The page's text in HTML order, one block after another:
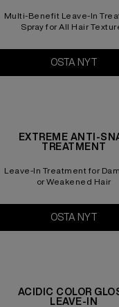
Multi-Benefit Leave-In
Spray for All Hair
OSTA NYT
EXTREME ANTI-
TREATMENT
Leave-In Treatment for
or Weakened Hair
OSTA NYT
ACIDIC COLOR
LEAVE-IN